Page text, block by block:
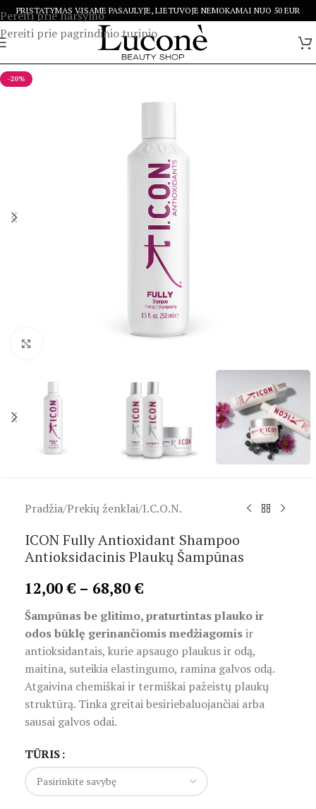
Pereiti prie naršymo
Pereiti prie pagrindinio turinio
PRISTATYMAS VISAME PASAULYJE, LIETUVOJE NEMOKAMAI NUO 50 EUR
-20%
Pradžia/Prekių ženklai/I.C.O.N.
ICON Fully Antioxidant Shampoo
Antioksidacinis Plaukų Šampūnas
12,00€ – 68,80€
Šampūnas be glitimo, praturtintas plauko ir
odos būklę gerinančiomis medžiagomisir
antioksidantais, kurie apsaugo plaukus ir odą,
maitina, suteikia elastingumo, ramina galvos odą.
Atgaivina chemiškai ir termiškai pažeistų plaukų
struktūrą. Tinka greitai besiriebaluojančiai arba
sausai galvos odai.
TŪRIS